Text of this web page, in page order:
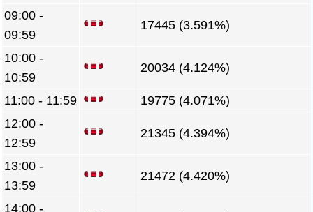
09:00 -
09:59
17445 (3.591%)
10:00 -
10:59
20034 (4.124%)
11:00 - 11:59
19775 (4.071%)
12:00 -
12:59
21345 (4.394%)
13:00 -
13:59
21472 (4.420%)
14:00 -